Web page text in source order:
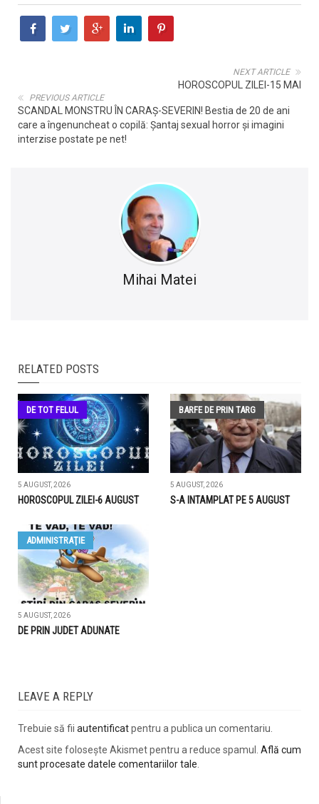
NEXT ARTICLE
HOROSCOPUL ZILEI-15 MAI
PREVIOUS ARTICLE
SCANDAL MONSTRU ÎN CARAȘ-SEVERIN! Bestia de 20 de ani
care a îngenuncheat o copilă: Șantaj sexual horror și imagini
interzise postate pe net!
Mihai Matei
RELATED POSTS
DE TOT FELUL
5 AUGUST, 2026
HOROSCOPUL ZILEI-6 AUGUST
BARFE DE PRIN TARG
5 AUGUST, 2026
S-A INTAMPLAT PE 5 AUGUST
ADMINISTRAŢIE
5 AUGUST, 2026
DE PRIN JUDET ADUNATE
LEAVE A REPLY
Trebuie să fii autentificatpentru a publica un comentariu.
Acest site folosește Akismet pentru a reduce spamul. Află cum
sunt procesate datele comentariilor tale